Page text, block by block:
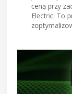
ceną przy
Electric. To